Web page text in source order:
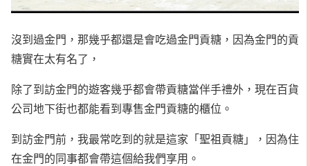
沒到過金門，那幾乎都還是會吃過金門貢糖，因為金門的貢
糖實在太有名了，
除了到訪金門的遊客幾乎都會帶貢糖當伴手禮外，現在百貨
公司地下街也都能看到專售金門貢糖的櫃位。
到訪金門前，我最常吃到的就是這家「聖祖貢糖」，因為住
在金門的同事都會帶這個給我們享用。